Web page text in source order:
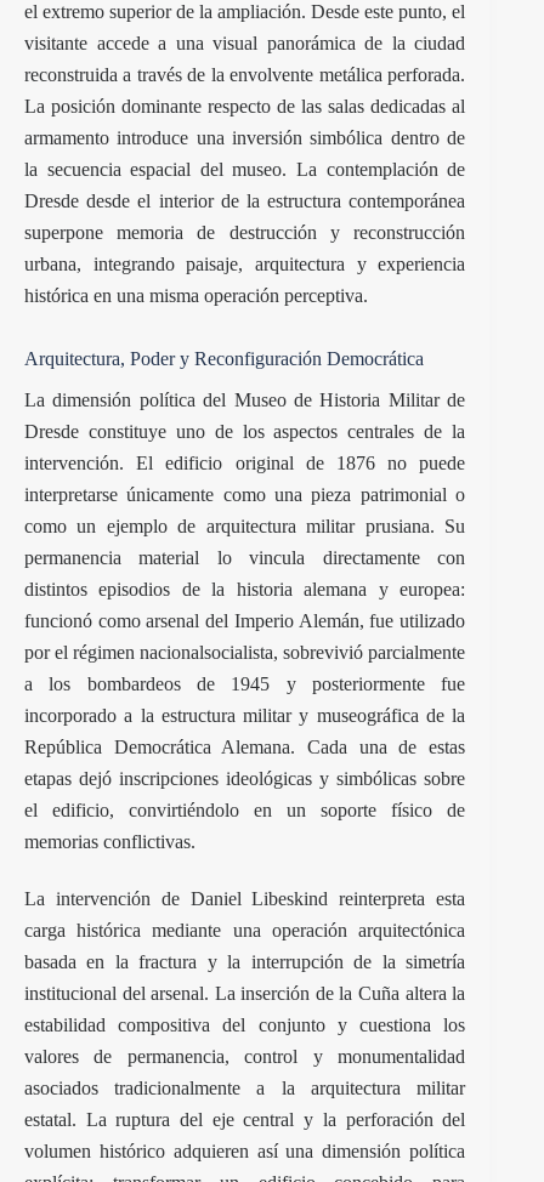
el extremo superior de la ampliación. Desde este punto, el
visitante accede a una visual panorámica de la ciudad
reconstruida a través de la envolvente metálica perforada.
La posición dominante respecto de las salas dedicadas al
armamento introduce una inversión simbólica dentro de
la secuencia espacial del museo. La contemplación de
Dresde desde el interior de la estructura contemporánea
superpone memoria de destrucción y reconstrucción
urbana, integrando paisaje, arquitectura y experiencia
histórica en una misma operación perceptiva.
Arquitectura, Poder y Reconfiguración Democrática
La dimensión política del Museo de Historia Militar de
Dresde constituye uno de los aspectos centrales de la
intervención. El edificio original de 1876 no puede
interpretarse únicamente como una pieza patrimonial o
como un ejemplo de arquitectura militar prusiana. Su
permanencia material lo vincula directamente con
distintos episodios de la historia alemana y europea:
funcionó como arsenal del Imperio Alemán, fue utilizado
por el régimen nacionalsocialista, sobrevivió parcialmente
a los bombardeos de 1945 y posteriormente fue
incorporado a la estructura militar y museográfica de la
República Democrática Alemana. Cada una de estas
etapas dejó inscripciones ideológicas y simbólicas sobre
el edificio, convirtiéndolo en un soporte físico de
memorias conflictivas.
La intervención de Daniel Libeskind reinterpreta esta
carga histórica mediante una operación arquitectónica
basada en la fractura y la interrupción de la simetría
institucional del arsenal. La inserción de la Cuña altera la
estabilidad compositiva del conjunto y cuestiona los
valores de permanencia, control y monumentalidad
asociados tradicionalmente a la arquitectura militar
estatal. La ruptura del eje central y la perforación del
volumen histórico adquieren así una dimensión política